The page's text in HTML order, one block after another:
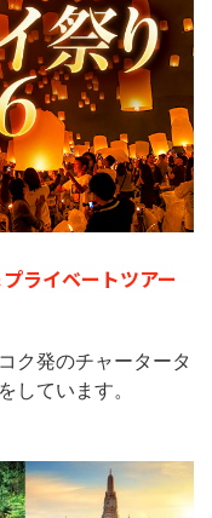
ライベートツアー
ク発のチャータータ
しています。